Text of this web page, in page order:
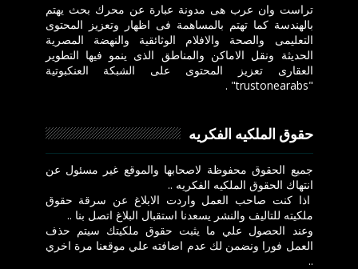
تراست وان عرب هى مدونة عبارة عن محرك بحث يهتم
بالهندسة كما تهتم بالمساهمة فى اظهار وتعزيز المحتوى
التعليمى والصحة والافلام الوثائقية والنهضة المصرية
الحديثة ونقل الاماكن والمناطق الذى ينمو فيها التطوير
العقارى تعزيز المحتوى على الشبكة العنكبوتية
"trustonearabs" .
حقوق الملكيه الفكريه
جميع الحقوق محفوظة لاصحابها والموقع غير مسئول عن
انتهاك الحقوق الملكيه الفكريه ..
اذا كنت صاحب العمل واردت الابلاغ عن سرقة حقوق
ملكيته للتاليف والنشر يسعدنا استقبال البلاغ اتصل بنا ..
وعند الحصول علي ما يثبت حقوق ملكيتك سيتم حذف
العمل فورا ونضمن لك عدم اضافته علي موقعنا مرة اخري
..